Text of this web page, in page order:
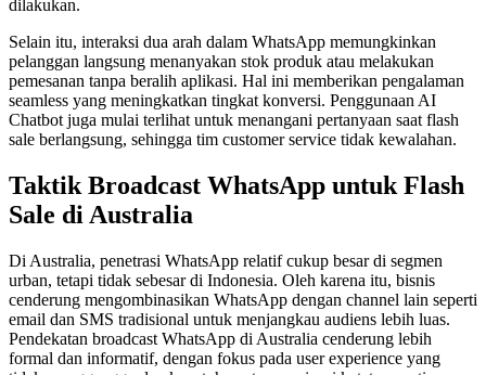
dilakukan.
Selain itu, interaksi dua arah dalam WhatsApp memungkinkan
pelanggan langsung menanyakan stok produk atau melakukan
pemesanan tanpa beralih aplikasi. Hal ini memberikan pengalaman
seamless yang meningkatkan tingkat konversi. Penggunaan AI
Chatbot juga mulai terlihat untuk menangani pertanyaan saat flash
sale berlangsung, sehingga tim customer service tidak kewalahan.
Taktik Broadcast WhatsApp untuk Flash
Sale di Australia
Di Australia, penetrasi WhatsApp relatif cukup besar di segmen
urban, tetapi tidak sebesar di Indonesia. Oleh karena itu, bisnis
cenderung mengombinasikan WhatsApp dengan channel lain seperti
email dan SMS tradisional untuk menjangkau audiens lebih luas.
Pendekatan broadcast WhatsApp di Australia cenderung lebih
formal dan informatif, dengan fokus pada user experience yang